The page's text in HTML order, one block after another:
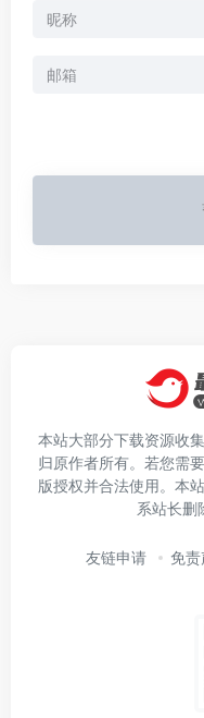
本站大部分下载资源收
归原作者所有。若您需
版授权并合法使用。本
系站长删
友链申请 免